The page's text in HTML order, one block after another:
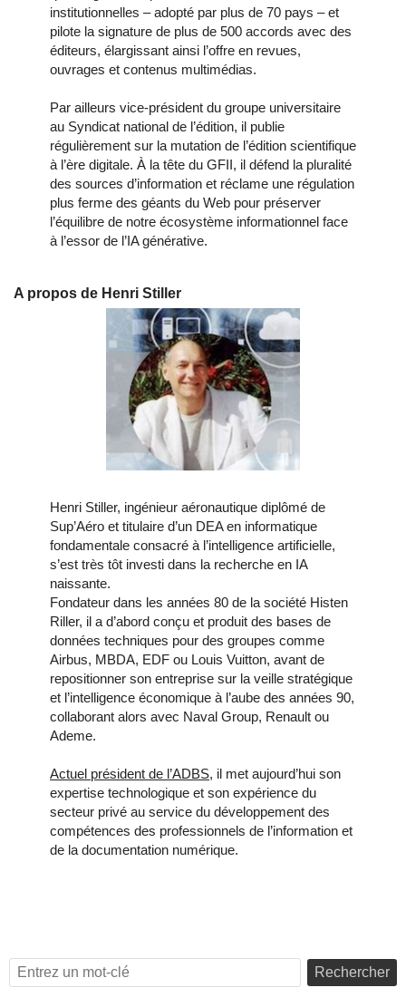
institutionnelles – adopté par plus de 70 pays – et
pilote la signature de plus de 500 accords avec des
éditeurs, élargissant ainsi l’offre en revues,
ouvrages et contenus multimédias.
Par ailleurs vice-président du groupe universitaire
au Syndicat national de l’édition, il publie
régulièrement sur la mutation de l’édition scientifique
à l’ère digitale. À la tête du GFII, il défend la pluralité
des sources d’information et réclame une régulation
plus ferme des géants du Web pour préserver
l’équilibre de notre écosystème informationnel face
à l’essor de l’IA générative.
A propos de Henri Stiller
Henri Stiller, ingénieur aéronautique diplômé de
Sup’Aéro et titulaire d’un DEA en informatique
fondamentale consacré à l’intelligence artificielle,
s’est très tôt investi dans la recherche en IA
naissante.
Fondateur dans les années 80 de la société Histen
Riller, il a d’abord conçu et produit des bases de
données techniques pour des groupes comme
Airbus, MBDA, EDF ou Louis Vuitton, avant de
repositionner son entreprise sur la veille stratégique
et l’intelligence économique à l’aube des années 90,
collaborant alors avec Naval Group, Renault ou
Ademe.
Actuel président de l’ADBS, il met aujourd’hui son
expertise technologique et son expérience du
secteur privé au service du développement des
compétences des professionnels de l’information et
de la documentation numérique.
Rechercher